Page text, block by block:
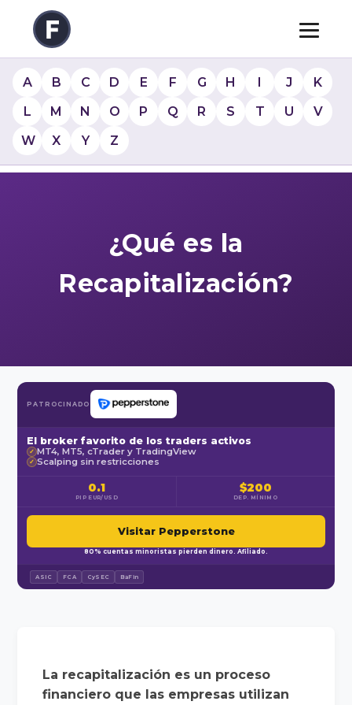
A B C D E F G H I J
K
L
M N O P Q R S T U
V
W
X Y Z
¿Qué es la
Recapitalización?
PATROCINADO
El broker favorito de los traders activos
✓ MT4, MT5, cTrader y TradingView
✓ Scalping sin restricciones
0.1
PIP EUR/USD
$200
DEP. MÍNIMO
Visitar Pepperstone
80% cuentas minoristas pierden dinero. Afiliado.
ASIC FCA CySEC BaFin
La recapitalización es un proceso
financiero que las empresas utilizan